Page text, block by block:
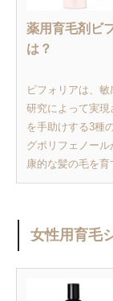
薬用育毛剤ビ
は？
ビフォリアは、
研究によって実
を手助けする3種
グポリフェノー
康的な髪の毛を
女性用育毛